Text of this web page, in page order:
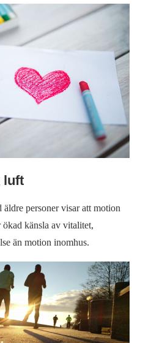
luft
personer visar att motion
känsla av vitalitet,
än motion inomhus.